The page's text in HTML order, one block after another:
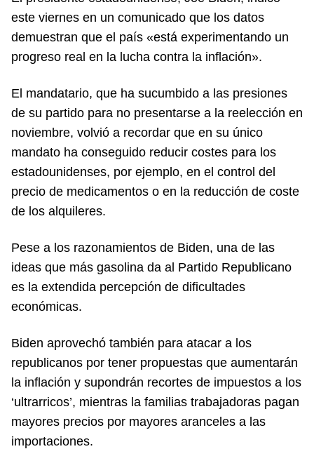
este viernes en un comunicado que los datos
demuestran que el país «está experimentando un
progreso real en la lucha contra la inflación».
El mandatario, que ha sucumbido a las presiones
de su partido para no presentarse a la reelección en
noviembre, volvió a recordar que en su único
mandato ha conseguido reducir costes para los
estadounidenses, por ejemplo, en el control del
precio de medicamentos o en la reducción de coste
de los alquileres.
Pese a los razonamientos de Biden, una de las
ideas que más gasolina da al Partido Republicano
es la extendida percepción de dificultades
económicas.
Biden aprovechó también para atacar a los
republicanos por tener propuestas que aumentarán
la inflación y supondrán recortes de impuestos a los
‘ultrarricos’, mientras la familias trabajadoras pagan
mayores precios por mayores aranceles a las
importaciones.